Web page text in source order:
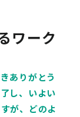
ワーク
ありがとう
し、いよい
が、どのよ